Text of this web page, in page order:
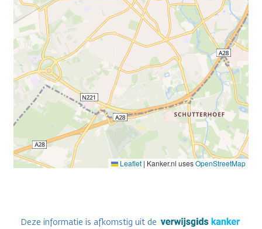
Leaflet | Kanker.nl usesOpenStreetMap
Deze informatie is afkomstig uit de